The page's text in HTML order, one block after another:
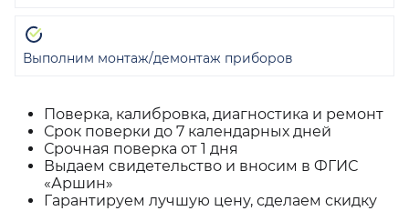
Поверка, калибровка, диагностика и ремонт
Срок поверки до 7 календарных дней
Срочная поверка от 1 дня
Выдаем свидетельство и вносим в ФГИС
«Аршин»
Гарантируем лучшую цену, сделаем скидку
Выполним монтаж/демонтаж приборов